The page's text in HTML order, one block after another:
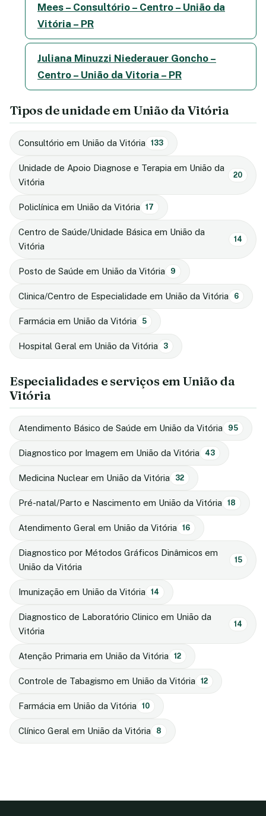
Mees – Consultório – Centro – União da
Vitória – PR
Juliana Minuzzi Niederauer Goncho –
Centro – União da Vitoria – PR
Tipos de unidade em União da Vitória
Consultório em União da Vitória 133
Unidade de Apoio Diagnose e Terapia em União da
Vitória
20
Policlínica em União da Vitória 17
Centro de Saúde/Unidade Básica em União da
Vitória
14
Posto de Saúde em União da Vitória 9
Clinica/Centro de Especialidade em União da Vitória 6
Farmácia em União da Vitória 5
Hospital Geral em União da Vitória 3
Especialidades e serviços em União da
Vitória
Atendimento Básico de Saúde em União da Vitória 95
Diagnostico por Imagem em União da Vitória 43
Medicina Nuclear em União da Vitória 32
Pré-natal/Parto e Nascimento em União da Vitória 18
Atendimento Geral em União da Vitória 16
Diagnostico por Métodos Gráficos Dinâmicos em
União da Vitória
15
Imunização em União da Vitória 14
Diagnostico de Laboratório Clinico em União da
Vitória
14
Atenção Primaria em União da Vitória 12
Controle de Tabagismo em União da Vitória 12
Farmácia em União da Vitória 10
Clínico Geral em União da Vitória 8